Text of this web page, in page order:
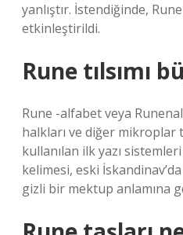
yanlıştır. İstendiğinde,
etkinleştirildi.
Rune tılsımı
Rune -alfabet veya
halkları ve diğer mikroplar
kullanılan ilk yazı
kelimesi, eski
gizli bir mektup anlamına